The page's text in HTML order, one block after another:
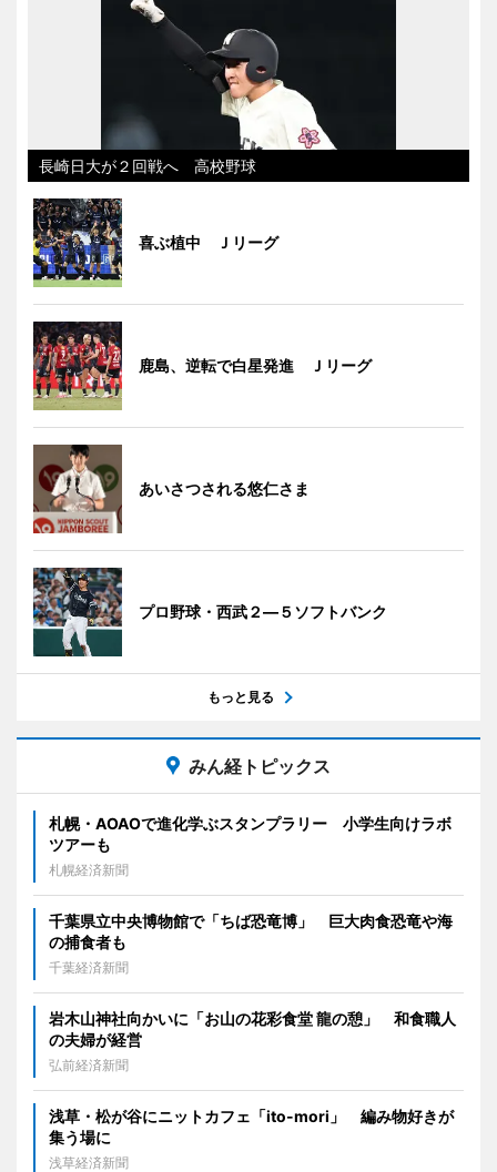
長崎日大が２回戦へ 高校野球
喜ぶ植中 Ｊリーグ
鹿島、逆転で白星発進 Ｊリーグ
あいさつされる悠仁さま
プロ野球・西武２―５ソフトバンク
もっと見る
みん経トピックス
札幌・AOAOで進化学ぶスタンプラリー 小学生向けラボ
ツアーも
札幌経済新聞
千葉県立中央博物館で「ちば恐竜博」 巨大肉食恐竜や海
の捕食者も
千葉経済新聞
岩木山神社向かいに「お山の花彩食堂 龍の憩」 和食職人
の夫婦が経営
弘前経済新聞
浅草・松が谷にニットカフェ「ito-mori」 編み物好きが
集う場に
浅草経済新聞